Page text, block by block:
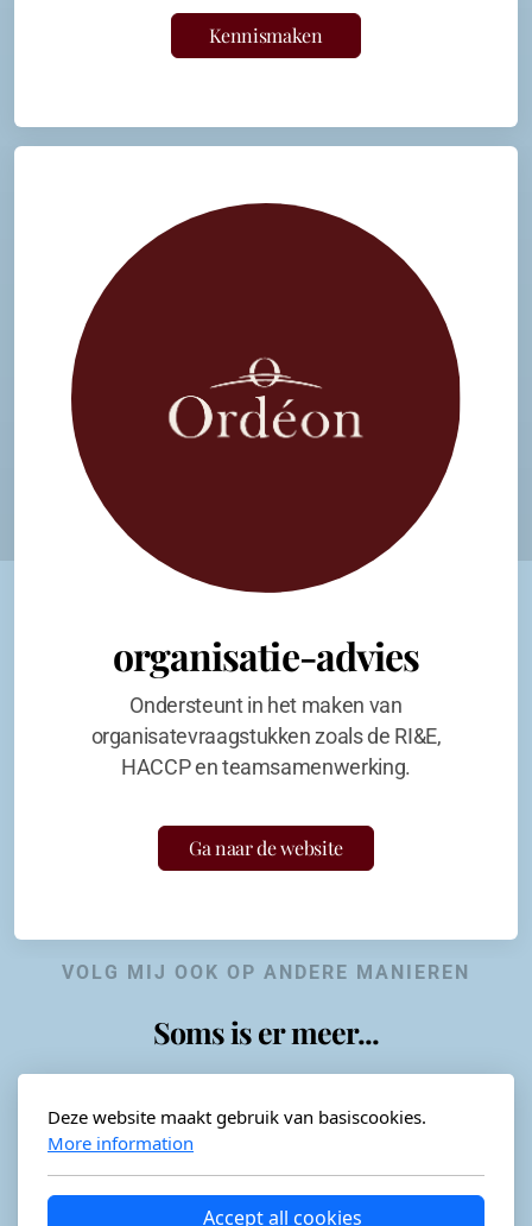
Kennismaken
organisatie-advies
Ondersteunt in het maken van
organisatevraagstukken zoals de RI&E,
HACCP en teamsamenwerking.
Ga naar de website
VOLG MIJ OOK OP ANDERE MANIEREN
Soms is er meer...
Horeca-advies
Deze website maakt gebruik van basiscookies.
More information
Accept all cookies